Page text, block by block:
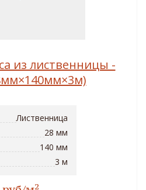
из лиственницы -
Лиственница
28 мм
140 мм
3 м
2